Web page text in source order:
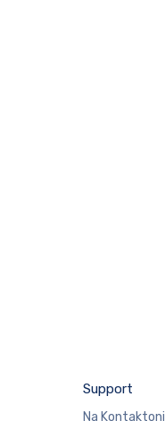
Support
Na Kontaktoni